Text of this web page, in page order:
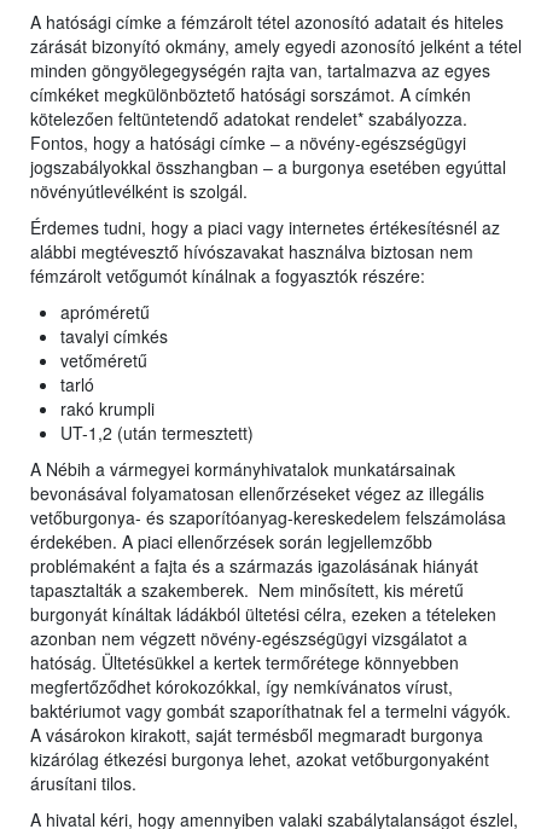
A hatósági címke a fémzárolt tétel azonosító adatait és hiteles
zárását bizonyító okmány, amely egyedi azonosító jelként a tétel
minden göngyölegegységén rajta van, tartalmazva az egyes
címkéket megkülönböztető hatósági sorszámot. A címkén
kötelezően feltüntetendő adatokat rendelet* szabályozza.
Fontos, hogy a hatósági címke ‒ a növény-egészségügyi
jogszabályokkal összhangban ‒ a burgonya esetében egyúttal
növényútlevélként is szolgál.
Érdemes tudni, hogy a piaci vagy internetes értékesítésnél az
alábbi megtévesztő hívószavakat használva biztosan nem
fémzárolt vetőgumót kínálnak a fogyasztók részére:
apróméretű
tavalyi címkés
vetőméretű
tarló
rakó krumpli
UT-1,2 (után termesztett)
A Nébih a vármegyei kormányhivatalok munkatársainak
bevonásával folyamatosan ellenőrzéseket végez az illegális
vetőburgonya- és szaporítóanyag-kereskedelem felszámolása
érdekében. A piaci ellenőrzések során legjellemzőbb
problémaként a fajta és a származás igazolásának hiányát
tapasztalták a szakemberek. Nem minősített, kis méretű
burgonyát kínáltak ládákból ültetési célra, ezeken a tételeken
azonban nem végzett növény-egészségügyi vizsgálatot a
hatóság. Ültetésükkel a kertek termőrétege könnyebben
megfertőződhet kórokozókkal, így nemkívánatos vírust,
baktériumot vagy gombát szaporíthatnak fel a termelni vágyók.
A vásárokon kirakott, saját termésből megmaradt burgonya
kizárólag étkezési burgonya lehet, azokat vetőburgonyaként
árusítani tilos.
A hivatal kéri, hogy amennyiben valaki szabálytalanságot észlel,